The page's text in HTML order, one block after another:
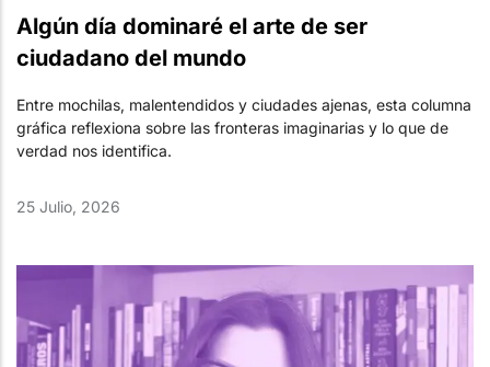
Algún día dominaré el arte de ser
ciudadano del mundo
Entre mochilas, malentendidos y ciudades ajenas, esta columna
gráfica reflexiona sobre las fronteras imaginarias y lo que de
verdad nos identifica.
25 Julio, 2026